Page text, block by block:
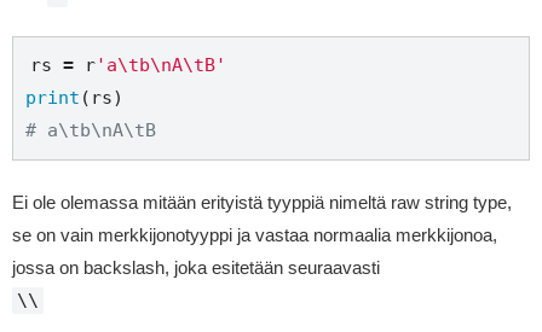
rs = r'a\tb\nA\tB'
print
# a\tb\nA\tB
Ei ole olemassa mitään erityistä tyyppiä nimeltä raw string type,
se on vain merkkijonotyyppi ja vastaa normaalia merkkijonoa,
jossa on backslash, joka esitetään seuraavasti
\\